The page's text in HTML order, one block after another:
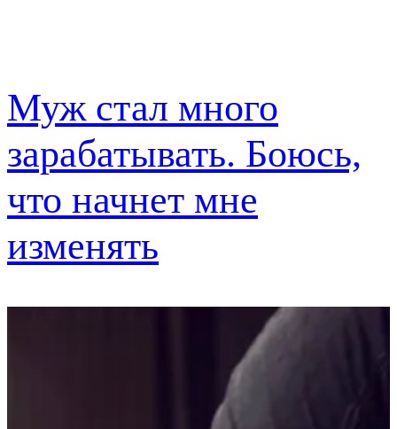
Муж стал много
зарабатывать. Боюсь,
что начнет мне
изменять